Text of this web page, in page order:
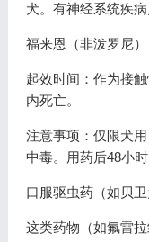
犬。有神经系统疾
福来恩（非泼罗尼）
起效时间：作为接
内死亡。
注意事项：仅限犬
中毒。用药后48小时
口服驱虫药（如贝卫
这类药物（如氟雷